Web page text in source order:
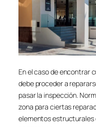
En el caso de encontrar
debe proceder a
pasar la inspección.
zona para ciertas
elementos estructurales